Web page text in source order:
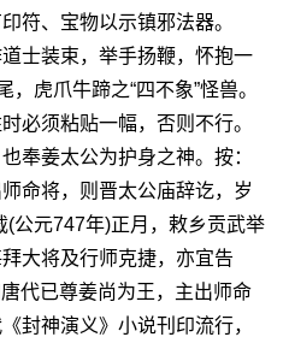
符、宝物以示镇邪法器。
士装束，举手扬鞭，怀抱一
，虎爪牛蹄之“四不象”怪兽。
必须粘贴一幅，否则不行。
奉姜太公为护身之神。按：
命将，则晋太公庙辞讫，岁
(公元747年)正月，敕乡贡武举
大将及行师克捷，亦宜告
代已尊姜尚为王，主出师命
封神演义》小说刊印流行，